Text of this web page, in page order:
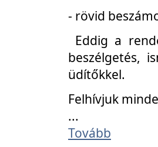
- rövid
Eddig a
beszélgetés,
üdítőkkel.
Felhívjuk
...
Tovább